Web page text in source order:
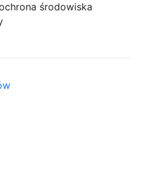
środowiska